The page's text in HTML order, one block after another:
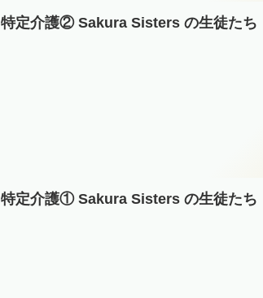
特定介護② Sakura Sisters の生徒たち
特定介護① Sakura Sisters の生徒たち